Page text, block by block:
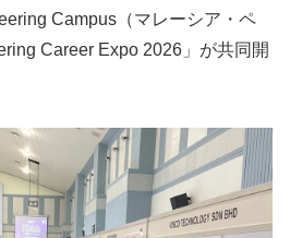
Campus（マレーシア・ペ
Career Expo 2026」が共同開